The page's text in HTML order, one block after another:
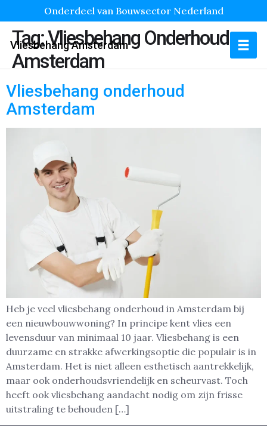
Onderdeel van Bouwsector Nederland
Vliesbehang Amsterdam
Tag:Vliesbehang Onderhoud
Amsterdam
Vliesbehang onderhoud
Amsterdam
Heb je veel vliesbehang onderhoud in Amsterdam bij
een nieuwbouwwoning? In principe kent vlies een
levensduur van minimaal 10 jaar. Vliesbehang is een
duurzame en strakke afwerkingsoptie die populair is in
Amsterdam. Het is niet alleen esthetisch aantrekkelijk,
maar ook onderhoudsvriendelijk en scheurvast. Toch
heeft ook vliesbehang aandacht nodig om zijn frisse
uitstraling te behouden […]